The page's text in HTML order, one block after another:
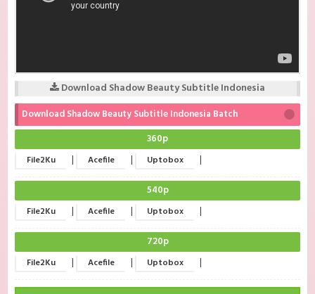
Download Shadow Beauty Subtitle Indonesia
Download Shadow Beauty Subtitle Indonesia Batch
360p
File2Ku | Acefile | Uptobox |
540p
File2Ku | Acefile | Uptobox |
720p
File2Ku | Acefile | Uptobox |